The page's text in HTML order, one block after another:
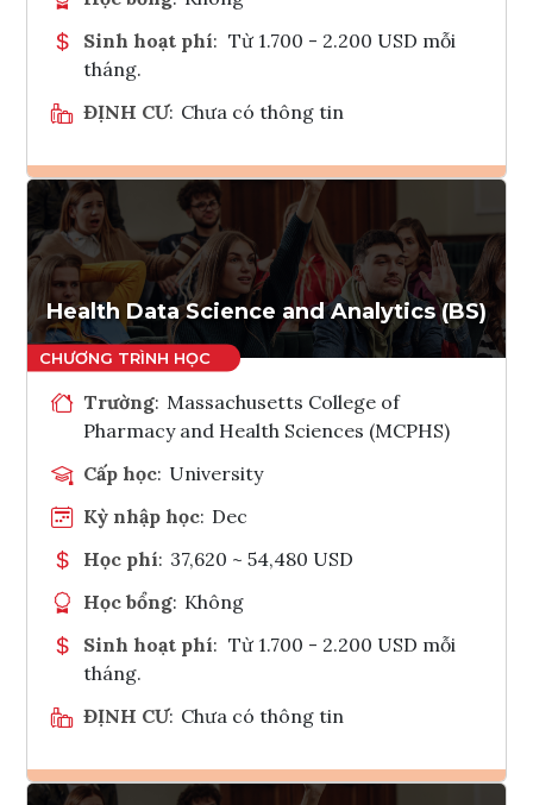
Sinh hoạt phí: Từ 1.700 - 2.200 USD mỗi
tháng.
ĐỊNH CƯ: Chưa có thông tin
Ghi danh
Tham vấn Interlink
Health Data Science and Analytics (BS)
Trường: Massachusetts College of
Pharmacy and Health Sciences (MCPHS)
Cấp học: University
Kỳ nhập học: Dec
Học phí: 37,620 ~ 54,480 USD
Học bổng: Không
Sinh hoạt phí: Từ 1.700 - 2.200 USD mỗi
tháng.
ĐỊNH CƯ: Chưa có thông tin